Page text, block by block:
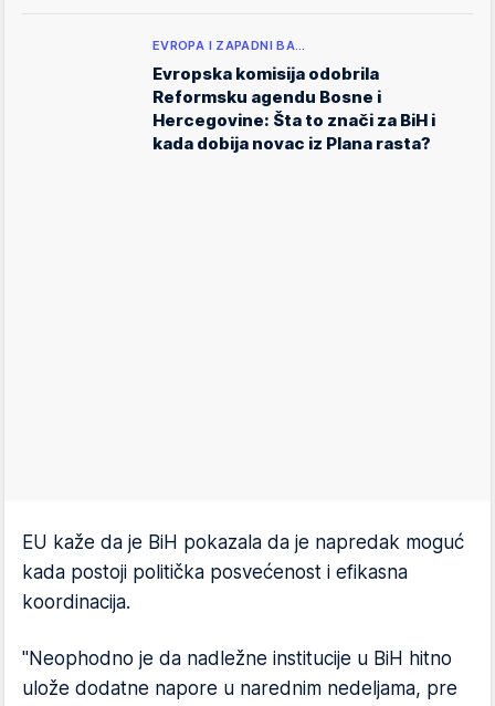
EVROPA I ZAPADNI BA…
Evropska komisija odobrila
Reformsku agendu Bosne i
Hercegovine: Šta to znači za BiH i
kada dobija novac iz Plana rasta?
EU kaže da je BiH pokazala da je napredak moguć
kada postoji politička posvećenost i efikasna
koordinacija.
"Neophodno je da nadležne institucije u BiH hitno
ulože dodatne napore u narednim nedeljama, pre